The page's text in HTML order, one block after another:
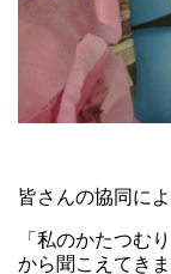
皆さんの協同に
「私のかたつむ
から聞こえてきま